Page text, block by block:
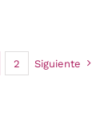
2 Siguiente